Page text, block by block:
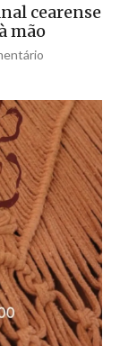
cearense
mão